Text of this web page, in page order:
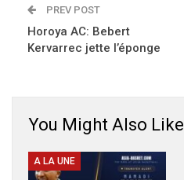
PREV POST
Horoya AC: Bebert
Kervarrec jette l’éponge
You Might Also Like
A LA UNE